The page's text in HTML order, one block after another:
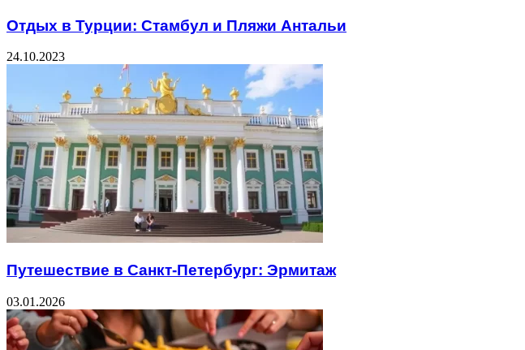
Отдых в Турции: Стамбул и Пляжи Антальи
24.10.2023
Путешествие в Санкт-Петербург: Эрмитаж
03.01.2026